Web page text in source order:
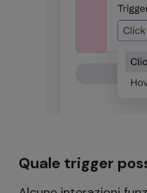
Quale trigger